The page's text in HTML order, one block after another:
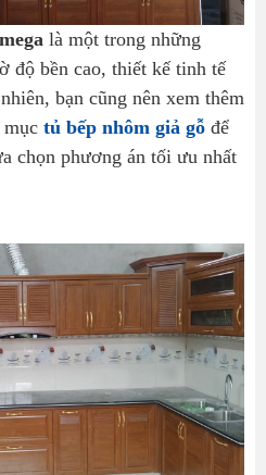
là một trong những
độ bền cao, thiết kế tinh tế
bạn cũng nên xem thêm
mục tủ bếp nhôm giả gỗ để
chọn phương án tối ưu nhất